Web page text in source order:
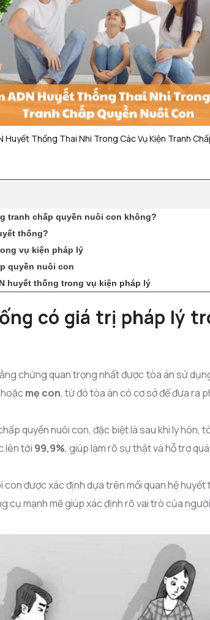
Huyết Thống Thai Nhi Trong Các Vụ Kiện Tranh
tranh chấp quyền nuôi con không?
thống?
vụ kiện pháp lý
quyền nuôi con
huyết thống trong vụ kiện pháp lý
có giá trị pháp lý
chứng quan trọng nhất được tòa án sử
hoặcmẹ con, từ đó tòa án có cơ sở để đưa ra
quyền nuôi con, đặc biệt là sau khi ly hôn,
lên tới 99,9%, giúp làm rõ sự thật và hỗ trợ
con được xác định dựa trên mối quan hệ
cụ mạnh mẽ giúp xác định rõ vai trò của